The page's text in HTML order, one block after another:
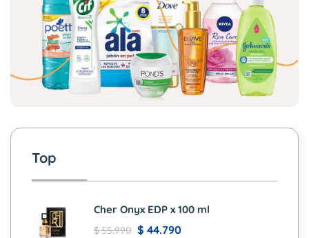
Top
Cher Onyx EDP x 100 ml
$55.990 $ 44.790